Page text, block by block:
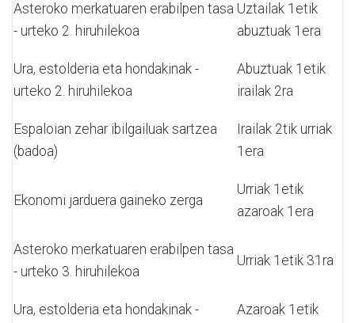
Asteroko merkatuaren erabilpen tasa
- urteko 2. hiruhilekoa
Uztailak 1etik
abuztuak 1era
Ura, estolderia eta hondakinak -
urteko 2. hiruhilekoa
Abuztuak 1etik
irailak 2ra
Espaloian zehar ibilgailuak sartzea
(badoa)
Irailak 2tik urriak
1era
Ekonomi jarduera gaineko zerga
Urriak 1etik
azaroak 1era
Asteroko merkatuaren erabilpen tasa
- urteko 3. hiruhilekoa
Urriak 1etik 31ra
Ura, estolderia eta hondakinak -
Azaroak 1etik